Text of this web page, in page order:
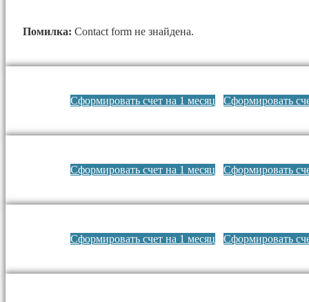
Помилка: Contact form не знайдена.
Сформировать счет на 1 месяц Сформировать
Сформировать счет на 1 месяц Сформировать
Сформировать счет на 1 месяц Сформировать